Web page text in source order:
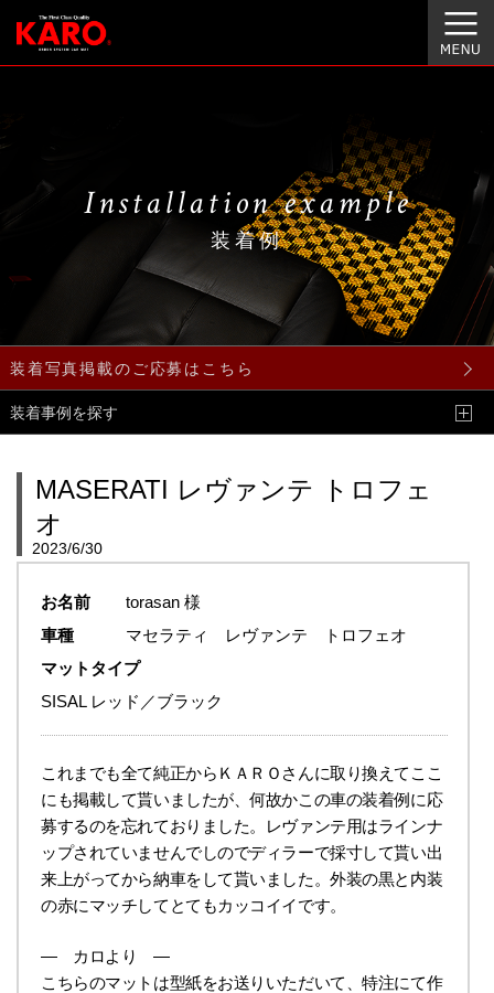
Installation example
装着例
装着写真掲載のご応募はこちら
装着事例を探す
MASERATI レヴァンテ トロフェ
オ
2023/6/30
お名前
torasan 様
車種
マセラティ レヴァンテ トロフェオ
マットタイプ
SISAL レッド／ブラック
これまでも全て純正からＫＡＲＯさんに取り換えてここ
にも掲載して貰いましたが、何故かこの車の装着例に応
募するのを忘れておりました。レヴァンテ用はラインナ
ップされていませんでしのでディラーで採寸して貰い出
来上がってから納車をして貰いました。外装の黒と内装
の赤にマッチしてとてもカッコイイです。
― カロより ―
こちらのマットは型紙をお送りいただいて、特注にて作